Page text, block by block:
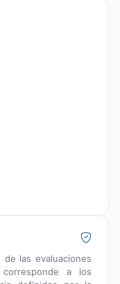
las evaluaciones
a los